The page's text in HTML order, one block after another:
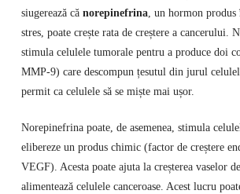
siugerează că norepinefrina, un hormon produs
stres, poate crește rata de creștere a cancerului.
stimula celulele tumorale pentru a produce doi
MMP-9) care descompun țesutul din jurul
permit ca celulele să se miște mai ușor.
Norepinefrina poate, de asemenea, stimula
elibereze un produs chimic (factor de creștere
VEGF). Acesta poate ajuta la creșterea vaselor
alimentează celulele canceroase. Acest lucru